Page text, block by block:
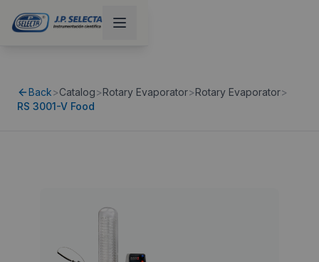
Back>Catalog>Rotary Evaporator>Rotary Evaporator>
RS 3001-V Food